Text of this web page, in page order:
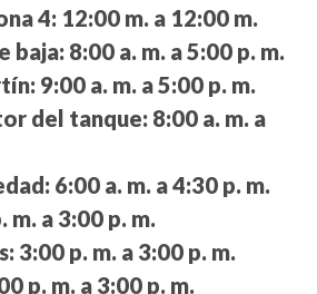
4: 12:00 m. a 12:00 m.
baja: 8:00 a. m. a 5:00 p. m.
9:00 a. m. a 5:00 p. m.
del tanque: 8:00 a. m. a
6:00 a. m. a 4:30 p. m.
m. a 3:00 p. m.
3:00 p. m. a 3:00 p. m.
p. m. a 3:00 p. m.